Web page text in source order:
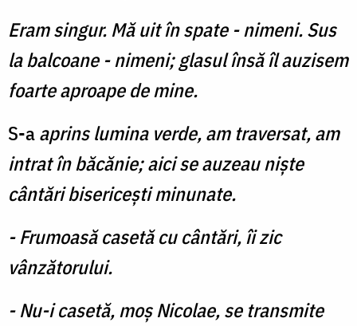
Eram singur. Mă uit în spate - nimeni. Sus
la balcoane - nimeni; glasul însă îl auzisem
foarte aproape de mine.
S-aaprins lumina verde, am traversat, am
intrat în băcănie; aici se auzeau nişte
cântări bisericeşti minunate.
- Frumoasă casetă cu cântări, îi zic
vânzătorului.
- Nu-i casetă, moş Nicolae, se transmite